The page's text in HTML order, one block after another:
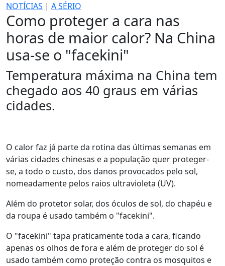
NOTÍCIAS | A SÉRIO
Como proteger a cara nas
horas de maior calor? Na China
usa-se o "facekini"
Temperatura máxima na China tem
chegado aos 40 graus em várias
cidades.
O calor faz já parte da rotina das últimas semanas em
várias cidades chinesas e a população quer proteger-
se, a todo o custo, dos danos provocados pelo sol,
nomeadamente pelos raios ultravioleta (UV).
Além do protetor solar, dos óculos de sol, do chapéu e
da roupa é usado também o "facekini".
O "facekini" tapa praticamente toda a cara, ficando
apenas os olhos de fora e além de proteger do sol é
usado também como proteção contra os mosquitos e